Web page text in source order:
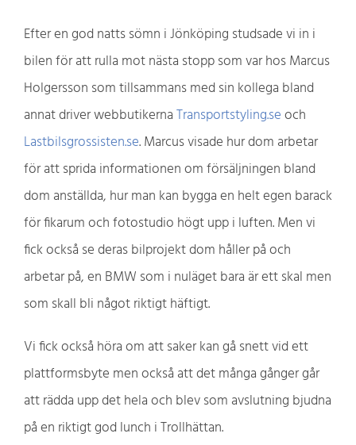
Efter en god natts sömn i Jönköping studsade vi in i
bilen för att rulla mot nästa stopp som var hos Marcus
Holgersson som tillsammans med sin kollega bland
annat driver webbutikernaTransportstyling.seoch
Lastbilsgrossisten.se. Marcus visade hur dom arbetar
för att sprida informationen om försäljningen bland
dom anställda, hur man kan bygga en helt egen barack
för fikarum och fotostudio högt upp i luften. Men vi
fick också se deras bilprojekt dom håller på och
arbetar på, en BMW som i nuläget bara är ett skal men
som skall bli något riktigt häftigt.
Vi fick också höra om att saker kan gå snett vid ett
plattformsbyte men också att det många gånger går
att rädda upp det hela och blev som avslutning bjudna
på en riktigt god lunch i Trollhättan.